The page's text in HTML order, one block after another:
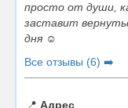
просто от души,
заставит
дня ☺️
Все отзывы (6) ➡️
📍 Адрес